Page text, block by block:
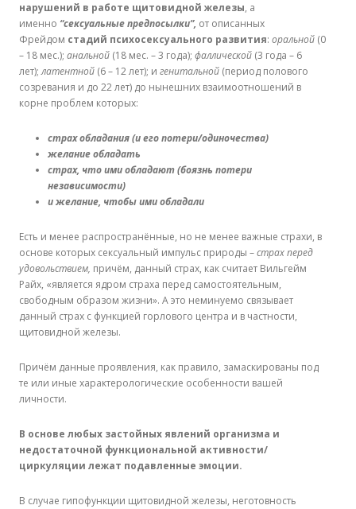
нарушений в работе щитовидной железы, а
именно “сексуальные предпосылки”, от описанных
Фрейдом стадий психосексуального развития: оральной (0
– 18 мес.); анальной (18 мес. – 3 года); фаллической (3 года – 6
лет);латентной (6 – 12 лет); и генитальной (период полового
созревания и до 22 лет) до нынешних взаимоотношений в
корне проблем которых:
страх обладания (и его потери/одиночества)
желание обладать
страх, что ими обладают (боязнь потери
независимости)
и желание, чтобы ими обладали
Есть и менее распространённые, но не менее важные страхи, в
основе которых сексуальный импульс природы –страх перед
удовольствием, причём, данный страх, как считает Вильгейм
Райх, «является ядром страха перед самостоятельным,
свободным образом жизни». А это неминуемо связывает
данный страх с функцией горлового центра и в частности,
щитовидной железы.
Причём данные проявления, как правило, замаскированы под
те или иные характерологические особенности вашей
личности.
В основе любых застойных явлений организма и
недостаточной функциональной активности/
циркуляции лежат подавленные эмоции.
В случае гипофункции щитовидной железы, неготовность